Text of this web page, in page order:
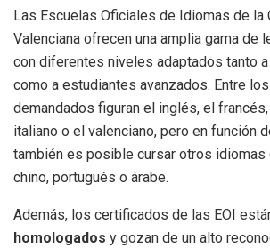
Las Escuelas Oficiales de Idiomas de la
Valenciana ofrecen una amplia gama de
con diferentes niveles adaptados tanto
como a estudiantes avanzados. Entre
demandados figuran el inglés, el francés,
italiano o el valenciano, pero en función
también es posible cursar otros idiomas
chino, portugués o árabe.
Además, los certificados de las EOI
homologados y gozan de un alto